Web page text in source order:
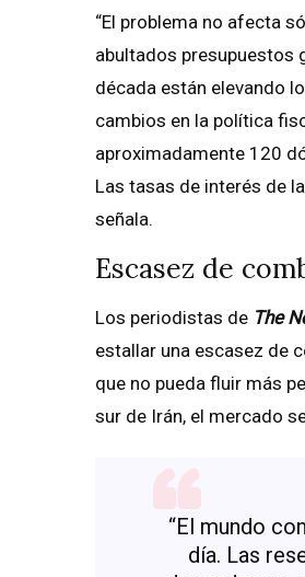
“El problema no afecta
abultados presupuestos
década están elevando
cambios en la política
aproximadamente 120
Las tasas de interés de
señala.
Escasez de
Los periodistas de The
estallar una escasez de
que no pueda fluir más
sur de Irán, el mercado
“El mundo
día. Las